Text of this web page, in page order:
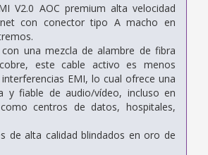
V2.0 AOC premium alta velocidad
con conector tipo A macho en
con una mezcla de alambre de fibra
este cable activo es menos
EMI, lo cual ofrece una
y fiable de audio/vídeo, incluso en
centros de datos, hospitales,
de alta calidad blindados en oro de